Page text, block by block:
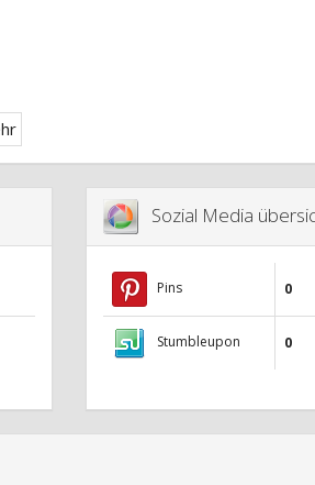
Sozial Media
Pins 0
Stumbleupon 0